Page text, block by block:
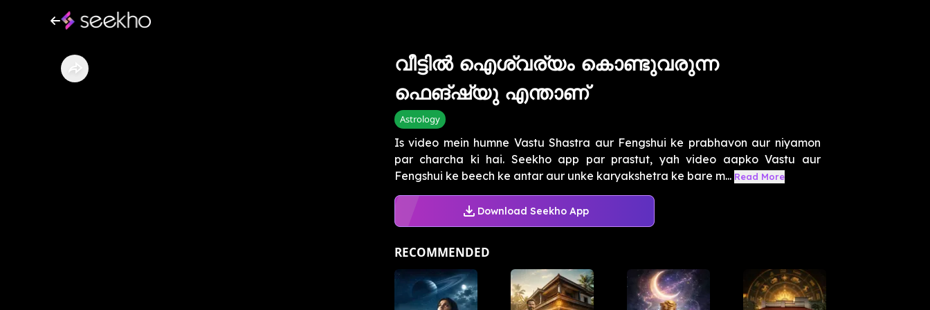
വീട്ടിൽ ഐശ്വര്യം കൊണ്ടുവരുന്ന
ഫെങ്ഷ്യു എന്താണ്
Astrology
Is video mein humne Vastu Shastra aur Fengshui ke prabhavon aur niyamon
par charcha ki hai. Seekho app par prastut, yah video aapko Vastu aur
Fengshui ke beech ke antar aur unke karyakshetra ke bare m... Read More
Download Seekho App
RECOMMENDED